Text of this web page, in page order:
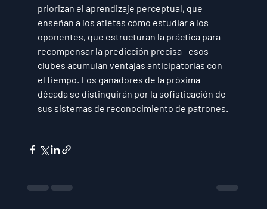
priorizan el aprendizaje perceptual, que
enseñan a los atletas cómo estudiar a los
oponentes, que estructuran la práctica para
recompensar la predicción precisa—esos
clubes acumulan ventajas anticipatorias con
el tiempo. Los ganadores de la próxima
década se distinguirán por la sofisticación de
sus sistemas de reconocimiento de patrones.